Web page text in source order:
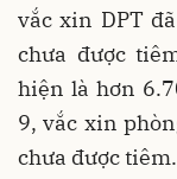
vắc xin DPT
chưa được
hiện là hơn
9, vắc xin
chưa được tiêm.